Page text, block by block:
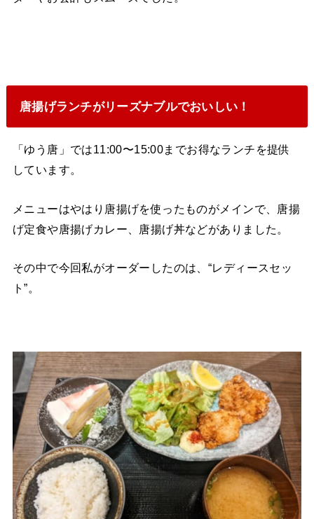
唐揚げランチがリーズナブルでおいしい！
「ゆう唐」では11:00〜15:00までお得なランチを提供
しています。
メニューはやはり唐揚げを使ったものがメインで、唐揚
げ定食や唐揚げカレー、唐揚げ丼などがありました。
その中で今回私がオーダーしたのは、“レディースセッ
ト”。